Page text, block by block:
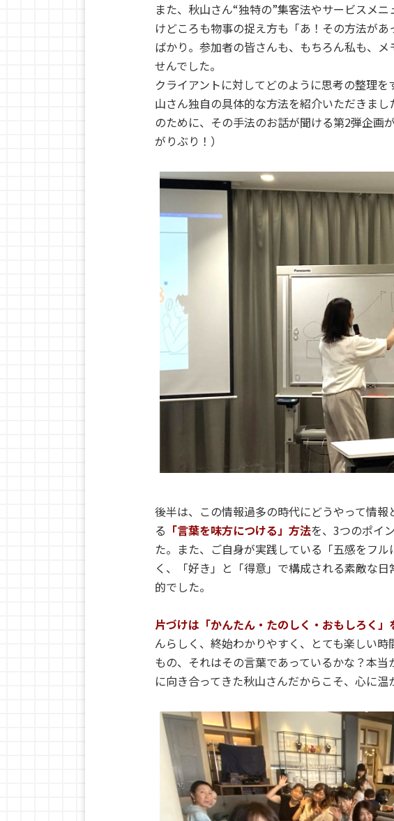
また、秋山さん“独特の”集客法やサービスメ
けどころも物事の捉え方も「あ！その方法が
ばかり。参加者の皆さんも、もちろん私も、
せんでした。
クライアントに対してどのように思考の整理
山さん独自の具体的な方法を紹介いただきま
のために、その手法のお話が聞ける第2弾企画
がりぶり！）
後半は、この情報過多の時代にどうやって情
る 「言葉を味方につける」方法を、3つのポイ
た。また、ご自身が実践している「五感をフ
く、「好き」と「得意」で構成される素敵な
的でした。
片づけは「かんたん・たのしく・おもしろく」
んらしく、終始わかりやすく、とても楽しい
もの、それはその言葉であっているかな？本
に向き合ってきた秋山さんだからこそ、心に温